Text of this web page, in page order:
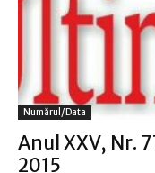
Numărul/data
Anul XXV, Nr.
2015